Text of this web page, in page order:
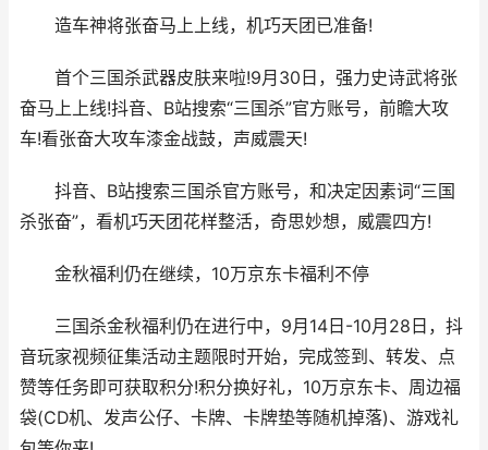
造车神将张奋马上上线，机巧天团已准备!
首个三国杀武器皮肤来啦!9月30日，强力史诗武将张
奋马上上线!抖音、B站搜索“三国杀”官方账号，前瞻大攻
车!看张奋大攻车漆金战鼓，声威震天!
抖音、B站搜索三国杀官方账号，和决定因素词“三国
杀张奋”，看机巧天团花样整活，奇思妙想，威震四方!
金秋福利仍在继续，10万京东卡福利不停
三国杀金秋福利仍在进行中，9月14日-10月28日，抖
音玩家视频征集活动主题限时开始，完成签到、转发、点
赞等任务即可获取积分!积分换好礼，10万京东卡、周边福
袋(CD机、发声公仔、卡牌、卡牌垫等随机掉落)、游戏礼